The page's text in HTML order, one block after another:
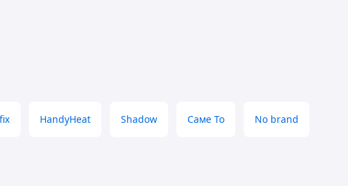
HandyHeat Shadow Саме То No brand